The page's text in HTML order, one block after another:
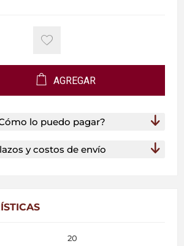
AGREGAR
lo puedo pagar?
y costos de envío
20